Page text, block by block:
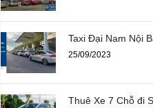
Taxi Đại Nam Nội
25/09/2023
Thuê Xe 7 Chỗ đi